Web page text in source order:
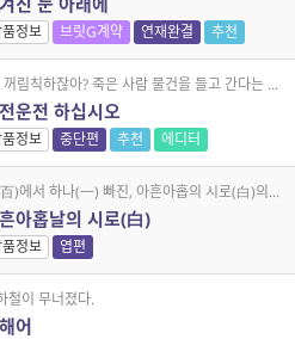
정보 브릿G계약 연재완결 추천
꺼림칙하잖아? 죽은 사람 물건을 들고 간다는 ...
운전 하십시오
정보 중단편 추천 에디터
)에서 하나(一) 빠진, 아흔아홉의 시로(白)의...
아홉날의 시로(白)
정보 엽편
철이 무너졌다.
어